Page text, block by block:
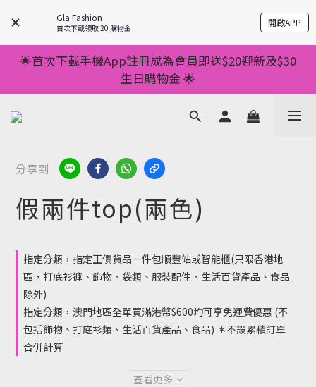
Gla Fashion
首次下載領取 20 購物金 開啟APP
💥正價服裝滿減優惠💥 ✅一件起包順豐 ✅第二件起減
$20 ✅第三件減$40    如此類推⬆不設上限
💥正價服裝滿減優惠💥 ✅一件起包順豐 ✅第二件起減
$20 ✅第三件減$40    如此類推⬆不設上限
🌟首次下載手機App註冊成為會員即送$20迎新及$30
生日購物金 🌟
🌟手機App消費儲積分當購物金用🌟消費1元有1分 🌟
累積滿100分可當1元使用🌟
💥正價服裝滿減優惠💥 ✅一件起包順豐 ✅第二件起減
$20 ✅第三件減$40    如此類推⬆不設上限
分享到
假兩件top(兩色)
指定分類，指定正價貨品一件包順豐站或智能櫃(只限香港地
區，打底衫褲、飾物、袋類、服裝配件、生活百貨產品、食品
除外)
指定分類，澳門地區全單買滿港幣$600均可享免運費優惠 (不
包括飾物、打底衫類、生活百貨產品、食品) ＊不設累積訂單
合併計算
查看更多